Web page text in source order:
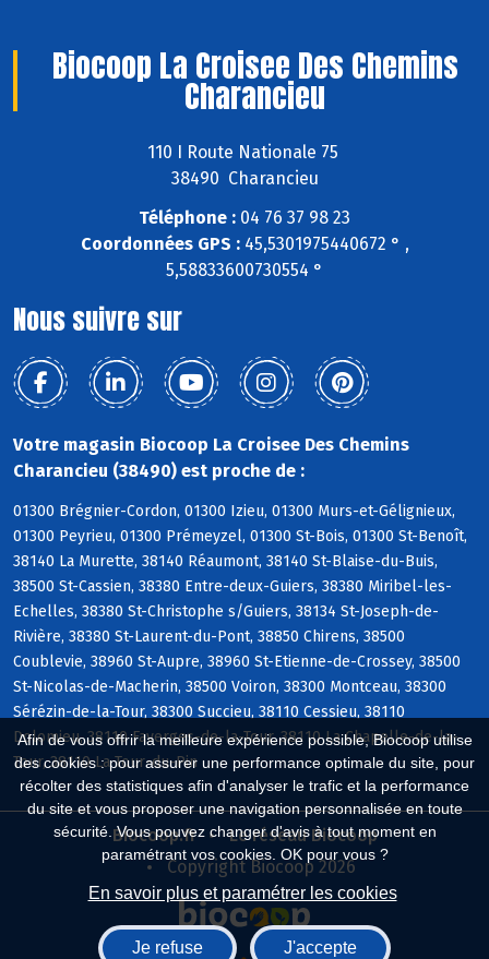
Afin de vous offrir la meilleure expérience possible, Biocoop utilise
des cookies : pour assurer une performance optimale du site, pour
récolter des statistiques afin d'analyser le trafic et la performance
du site et vous proposer une navigation personnalisée en toute
sécurité. Vous pouvez changer d'avis à tout moment en
paramétrant vos cookies. OK pour vous ?
En savoir plus et paramétrer les cookies
Je refuse J'accepte
Biocoop La Croisee Des Chemins
Charancieu
110 I Route Nationale 75
38490 Charancieu
Téléphone : 04 76 37 98 23
Coordonnées GPS :45,5301975440672 ° ,
5,58833600730554 °
Nous suivre sur
Votre magasin Biocoop La Croisee Des Chemins
Charancieu (38490) est proche de :
01300 Brégnier-Cordon, 01300 Izieu, 01300 Murs-et-Gélignieux,
01300 Peyrieu, 01300 Prémeyzel, 01300 St-Bois, 01300 St-Benoît,
38140 La Murette, 38140 Réaumont, 38140 St-Blaise-du-Buis,
38500 St-Cassien, 38380 Entre-deux-Guiers, 38380 Miribel-les-
Echelles, 38380 St-Christophe s/Guiers, 38134 St-Joseph-de-
Rivière, 38380 St-Laurent-du-Pont, 38850 Chirens, 38500
Coublevie, 38960 St-Aupre, 38960 St-Etienne-de-Crossey, 38500
St-Nicolas-de-Macherin, 38500 Voiron, 38300 Montceau, 38300
Sérézin-de-la-Tour, 38300 Succieu, 38110 Cessieu, 38110
Dolomieu, 38110 Faverges-de-la-Tour, 38110 La Chapelle-de-la-
Tour, 38110 La Tour-du-Pin
Biocoop.fr
Le réseau Biocoop
Copyright Biocoop 2026